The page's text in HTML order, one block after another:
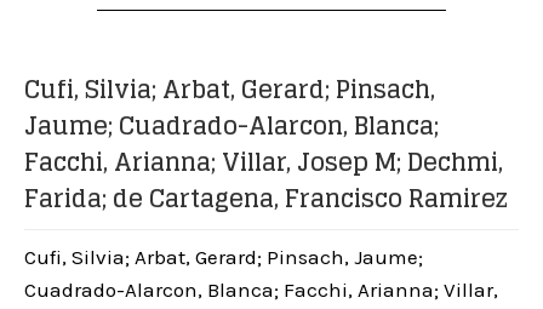
Cufi, Silvia; Arbat, Gerard; Pinsach,
Jaume; Cuadrado-Alarcon, Blanca;
Facchi, Arianna; Villar, Josep M; Dechmi,
Farida; de Cartagena, Francisco Ramirez
Cufi, Silvia; Arbat, Gerard; Pinsach, Jaume;
Cuadrado-Alarcon, Blanca; Facchi, Arianna; Villar,